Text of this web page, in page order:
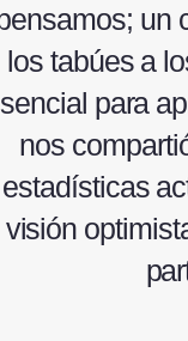
un
los tabúes a
para
nos
estadísticas
visión